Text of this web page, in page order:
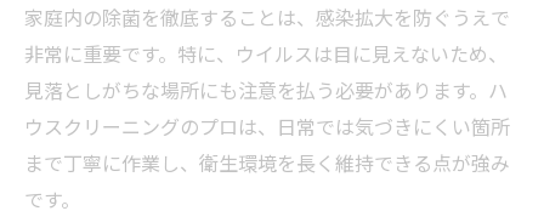
安全な暮らしへ導く消毒と清掃のコツ
ハウスクリーニングで安心感を得る方法
失敗しない消毒・衛生管理の基本知識
家庭内の除菌を徹底することは、感染拡大を防ぐうえで
非常に重要です。特に、ウイルスは目に見えないため、
見落としがちな場所にも注意を払う必要があります。ハ
ウスクリーニングのプロは、日常では気づきにくい箇所
まで丁寧に作業し、衛生環境を長く維持できる点が強み
です。